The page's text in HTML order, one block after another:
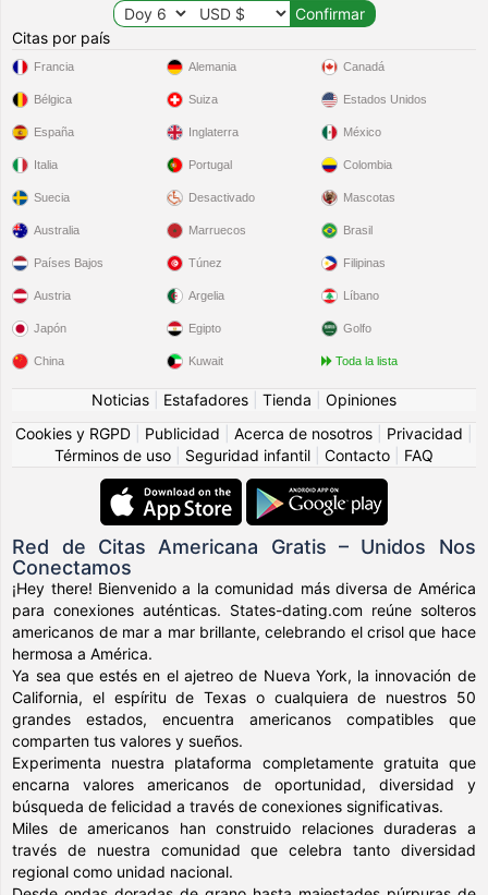
Citas por país
Francia
Bélgica
España
Italia
Suecia
Alemania
Suiza
Inglaterra
Portugal
Desactivado
Canadá
Estados Unidos
México
Colombia
Mascotas
Australia
Países Bajos
Austria
Japón
China
Marruecos
Túnez
Argelia
Egipto
Kuwait
Brasil
Filipinas
Líbano
Golfo
Toda la lista
Noticias Estafadores Tienda
Opiniones
Cookies y RGPD
Publicidad Acerca de nosotros Privacidad
Términos de uso
Seguridad infantil Contacto FAQ
Red de Citas Americana Gratis – Unidos Nos
Conectamos
¡Hey there! Bienvenido a la comunidad más diversa de América
para conexiones auténticas. States-dating.com reúne solteros
americanos de mar a mar brillante, celebrando el crisol que hace
hermosa a América.
Ya sea que estés en el ajetreo de Nueva York, la innovación de
California, el espíritu de Texas o cualquiera de nuestros 50
grandes estados, encuentra americanos compatibles que
comparten tus valores y sueños.
Experimenta nuestra plataforma completamente gratuita que
encarna valores americanos de oportunidad, diversidad y
búsqueda de felicidad a través de conexiones significativas.
Miles de americanos han construido relaciones duraderas a
través de nuestra comunidad que celebra tanto diversidad
regional como unidad nacional.